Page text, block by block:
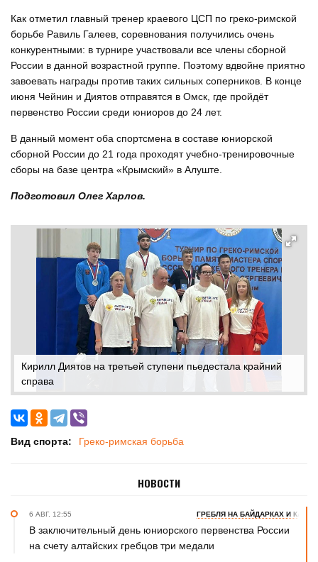
Как отметил главный тренер краевого ЦСП по греко-римской
борьбе Равиль Галеев, соревнования получились очень
конкурентными: в турнире участвовали все члены сборной
России в данной возрастной группе. Поэтому вдвойне приятно
завоевать награды против таких сильных соперников. В конце
июня Чейнин и Диятов отправятся в Омск, где пройдёт
первенство России среди юниоров до 24 лет.
В данный момент оба спортсмена в составе юниорской
сборной России до 21 года проходят учебно-тренировочные
сборы на базе центра «Крымский» в Алуште.
Подготовил Олег Харлов.
Кирилл Диятов на третьей ступени пьедестала крайний
справа
Вид спорта: Греко-римская борьба
НОВОСТИ
6 АВГ. 12:55 ГРЕБЛЯ НА БАЙДАРКАХ И КАНОЭ
В заключительный день юниорского первенства России
на счету алтайских гребцов три медали